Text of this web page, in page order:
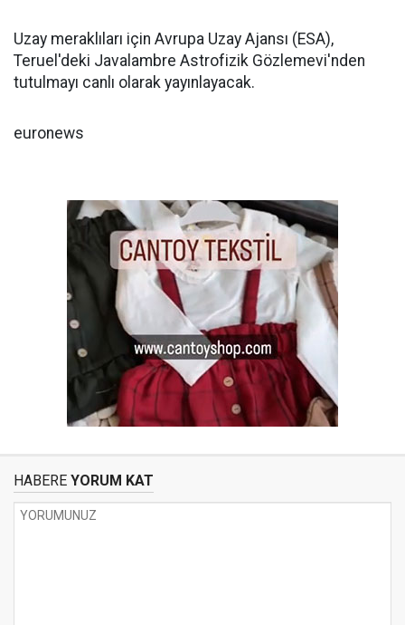
Uzay meraklıları için Avrupa Uzay Ajansı (ESA),
Teruel'deki Javalambre Astrofizik Gözlemevi'nden
tutulmayı canlı olarak yayınlayacak.
euronews
HABERE YORUM KAT